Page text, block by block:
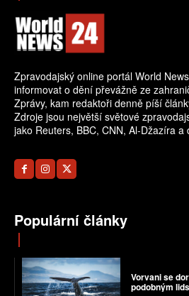
Zpravodajský online portál World
informovat o dění převážně ze
Zprávy, kam redaktoři denně píší
Zdroje jsou největší světové
jako Reuters, BBC, CNN, Al-Džazíra a
Populární články
Vorvani se
podobným